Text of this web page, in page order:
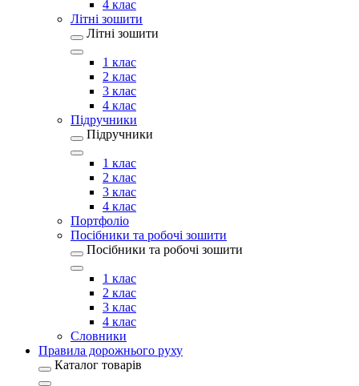
4 клас
Літні зошити
Літні зошити
1 клас
2 клас
3 клас
4 клас
Підручники
Підручники
1 клас
2 клас
3 клас
4 клас
Портфоліо
Посібники та робочі зошити
Посібники та робочі зошити
1 клас
2 клас
3 клас
4 клас
Словники
Правила дорожнього руху
Каталог товарів